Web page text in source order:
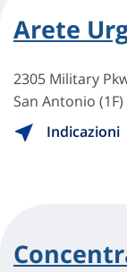
Arete
2305 Military
San Antonio (1F)
Indicazioni